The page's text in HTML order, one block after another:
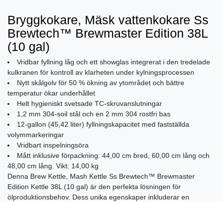
Bryggkokare, Mäsk vattenkokare Ss
Brewtech™ Brewmaster Edition 38L
(10 gal)
Vridbar fyllning låg och ett showglas integrerat i den tredelade
kulkranen för kontroll av klarheten under kylningsprocessen
Nytt skålgolv för 50 % ökning av ytområdet och bättre
temperatur ökar underhållet
Helt hygieniskt svetsade TC-skruvanslutningar
1,2 mm 304-soil stål och en 2 mm 304 rostfri bas
12-gallon (45,42 liter) fyllningskapacitet med fastställda
volymmarkeringar
Vridbart inspelningsöra
Mått inklusive förpackning: 44,00 cm bred, 60,00 cm lång och
48,00 cm lång. Vikt: 14,00 kg
Denna Brew Kettle, Mash Kettle Ss Brewtech™ Brewmaster
Edition Kettle 38L (10 gal) är den perfekta lösningen för
ölproduktionsbehov. Dess unika egenskaper inkluderar en